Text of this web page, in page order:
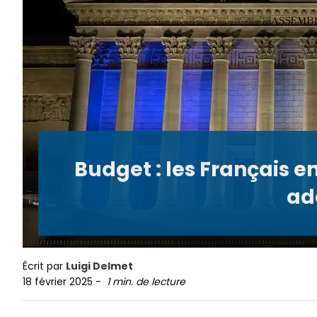
Budget : les Français
Écrit par Luigi Delmet
18 février 2025 - 1 min. de lecture